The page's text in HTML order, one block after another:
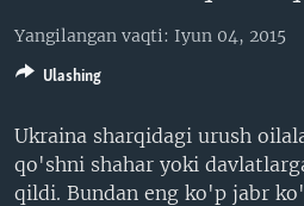
MARKAZIY OSIYO
XALQARO
VATANDOSHLAR
MULTIMEDIA
Yangilangan vaqti: Iyun 04, 2015
Ukraina sharqidagi urush
qo'shni shahar yoki
qildi. Bundan eng ko'p jabr
Ulashing